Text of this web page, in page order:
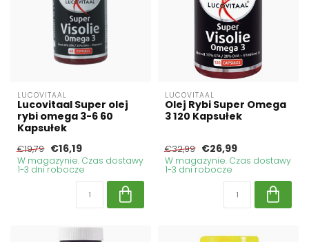
LUCOVITAAL
Lucovitaal Super olej
rybi omega 3-6 60
Kapsułek
€19,79 €16,19
W magazynie. Czas dostawy
1-3 dni robocze
LUCOVITAAL
Olej Rybi Super Omega
3 120 Kapsułek
€32,99 €26,99
W magazynie. Czas dostawy
1-3 dni robocze